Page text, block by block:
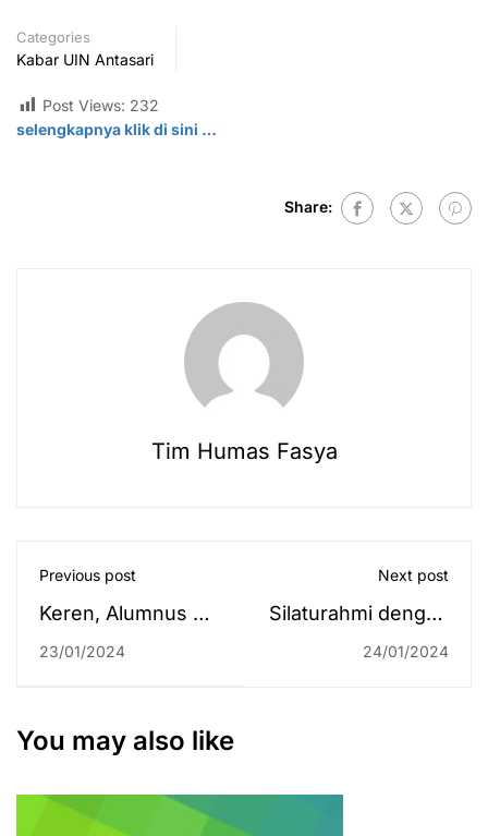
Categories
Kabar UIN Antasari
Post Views: 232
selengkapnya klik di sini …
Share:
Tim Humas Fasya
Previous post
Keren, Alumnus S-1
PBA UIN Antasari
Indonesia Jeddah
23/01/2024
Next post
Silaturahmi dengan
Kadivpas Kanwil
24/01/2024
You may also like